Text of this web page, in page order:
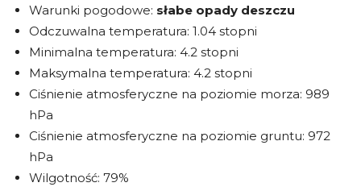
Warunki pogodowe: słabe opady deszczu
Odczuwalna temperatura: 1.04 stopni
Minimalna temperatura: 4.2 stopni
Maksymalna temperatura: 4.2 stopni
Ciśnienie atmosferyczne na poziomie morza: 989
hPa
Ciśnienie atmosferyczne na poziomie gruntu: 972
hPa
Wilgotność: 79%